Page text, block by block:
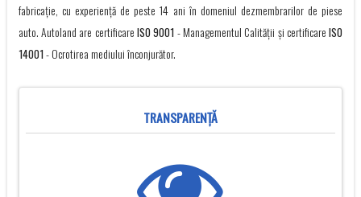
fabricație, cu experienţă de peste 14 ani în domeniul dezmembrarilor de piese
auto. Autoland are certificareISO 9001 - Managementul Calității și certificareISO
14001- Ocrotirea mediului înconjurător.
TRANSPARENŢĂ